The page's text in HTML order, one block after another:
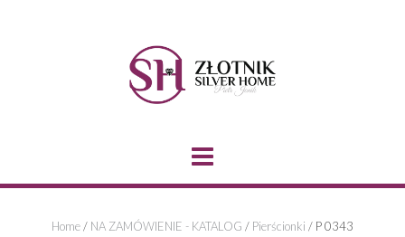
Home/ NA ZAMÓWIENIE - KATALOG / Pierścionki / P 0343